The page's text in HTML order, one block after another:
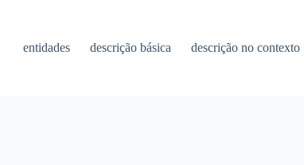
entidades descrição básica descrição no contexto